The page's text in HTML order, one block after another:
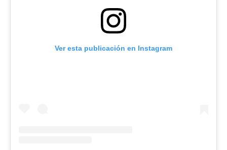
Ver esta publicación en Instagram